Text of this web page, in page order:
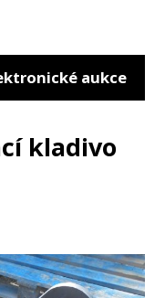
aukce
kladivo